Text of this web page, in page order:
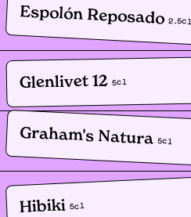
Espolón Reposado 2.5cl
Glenlivet 12 5cl
Graham's Natura 5cl
Hibiki 5cl